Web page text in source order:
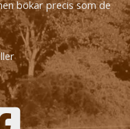
bökar precis som de